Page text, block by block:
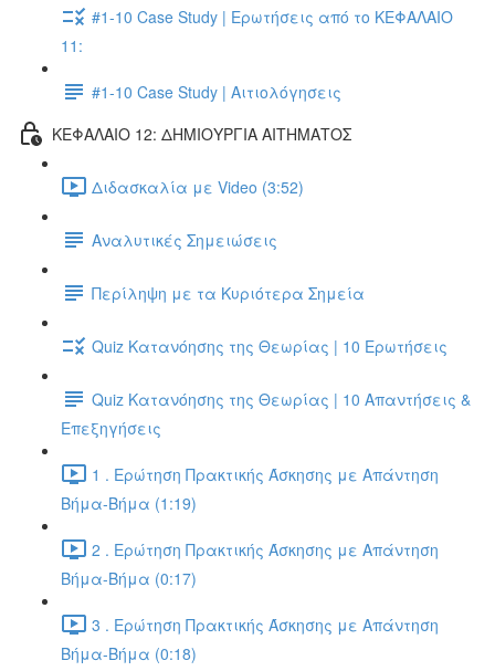
#1-10 Case Study | Ερωτήσεις από το ΚΕΦΑΛΑΙΟ
11:
#1-10 Case Study | Αιτιολόγησεις
ΚΕΦΑΛΑΙΟ 12: ΔΗΜΙΟΥΡΓΙΑ ΑΙΤΗΜΑΤΟΣ
Διδασκαλία με Video (3:52)
Αναλυτικές Σημειώσεις
Περίληψη με τα Κυριότερα Σημεία
Quiz Κατανόησης της Θεωρίας | 10 Ερωτήσεις
Quiz Κατανόησης της Θεωρίας | 10 Απαντήσεις &
Επεξηγήσεις
1 . Ερώτηση Πρακτικής Άσκησης με Απάντηση
Βήμα-Βήμα (1:19)
2 . Ερώτηση Πρακτικής Άσκησης με Απάντηση
Βήμα-Βήμα (0:17)
3 . Ερώτηση Πρακτικής Άσκησης με Απάντηση
Βήμα-Βήμα (0:18)